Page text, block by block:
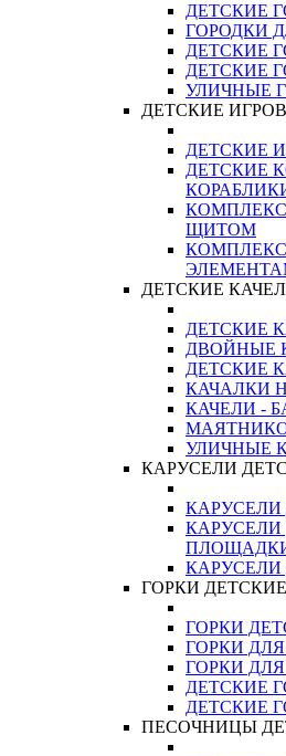
ДЕТСКИЕ
ГОРОДКИ
ДЕТСКИЕ
ДЕТСКИЕ
УЛИЧНЫЕ
ДЕТСКИЕ
ДЕТСКИЕ
ДЕТСКИЕ
ЩИТОМ
ДЕТСКИЕ
ДЕТСКИЕ
ДВОЙНЫЕ
ДЕТСКИЕ
КАЧАЛКИ
КАЧЕЛИ -
УЛИЧНЫЕ
КАРУСЕЛИ
КАРУСЕЛИ
КАРУСЕЛИ
КАРУСЕЛИ
ГОРКИ ДЕТСКИЕ
ГОРКИ
ГОРКИ
ГОРКИ
ДЕТСКИЕ
ДЕТСКИЕ
ПЕСОЧНИЦЫ